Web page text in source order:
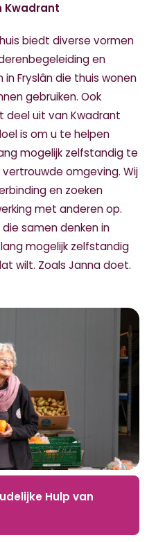
Kwadrant
biedt diverse vormen
en
Fryslân die thuis wonen
gebruiken. Ook
deel uit van Kwadrant
is om u te helpen
mogelijk zelfstandig te
vertrouwde omgeving. Wij
en zoeken
met anderen op.
samen denken in
mogelijk zelfstandig
wilt. Zoals Janna doet.
Hulp van